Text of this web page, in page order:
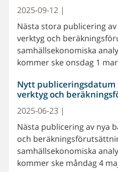
2025-09-12 |
Nästa stora publicering
verktyg och
samhällsekonomiska
kommer ske onsdag 1
Nytt publiceringsdatum
verktyg och
2025-06-23 |
Nästa publicering av nya
och
samhällsekonomiska
kommer ske måndag 4